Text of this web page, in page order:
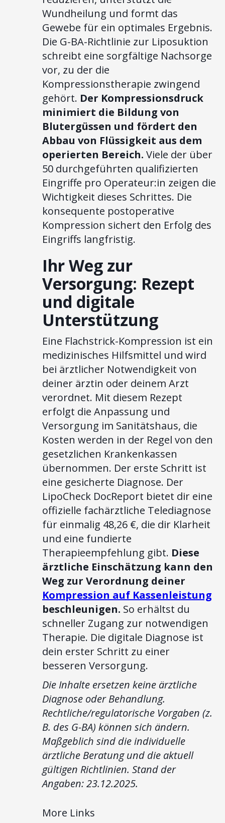
Wundheilung und formt das
Gewebe für ein optimales Ergebnis.
Die G-BA-Richtlinie zur Liposuktion
schreibt eine sorgfältige Nachsorge
vor, zu der die
Kompressionstherapie zwingend
gehört. Der Kompressionsdruck
minimiert die Bildung von
Blutergüssen und fördert den
Abbau von Flüssigkeit aus dem
operierten Bereich. Viele der über
50 durchgeführten qualifizierten
Eingriffe pro Operateur:in zeigen die
Wichtigkeit dieses Schrittes. Die
konsequente postoperative
Kompression sichert den Erfolg des
Eingriffs langfristig.
Ihr Weg zur
Versorgung: Rezept
und digitale
Unterstützung
Eine Flachstrick-Kompression ist ein
medizinisches Hilfsmittel und wird
bei ärztlicher Notwendigkeit von
deiner ärztin oder deinem Arzt
verordnet. Mit diesem Rezept
erfolgt die Anpassung und
Versorgung im Sanitätshaus, die
Kosten werden in der Regel von den
gesetzlichen Krankenkassen
übernommen. Der erste Schritt ist
eine gesicherte Diagnose. Der
LipoCheck DocReport bietet dir eine
offizielle fachärztliche Telediagnose
für einmalig 48,26 €, die dir Klarheit
und eine fundierte
Therapieempfehlung gibt. Diese
ärztliche Einschätzung kann den
Weg zur Verordnung deiner
Kompression auf Kassenleistung
beschleunigen. So erhältst du
schneller Zugang zur notwendigen
Therapie. Die digitale Diagnose ist
dein erster Schritt zu einer
besseren Versorgung.
Die Inhalte ersetzen keine ärztliche
Diagnose oder Behandlung.
Rechtliche/regulatorische Vorgaben (z.
B. des G-BA) können sich ändern.
Maßgeblich sind die individuelle
ärztliche Beratung und die aktuell
gültigen Richtlinien. Stand der
Angaben: 23.12.2025.
More Links